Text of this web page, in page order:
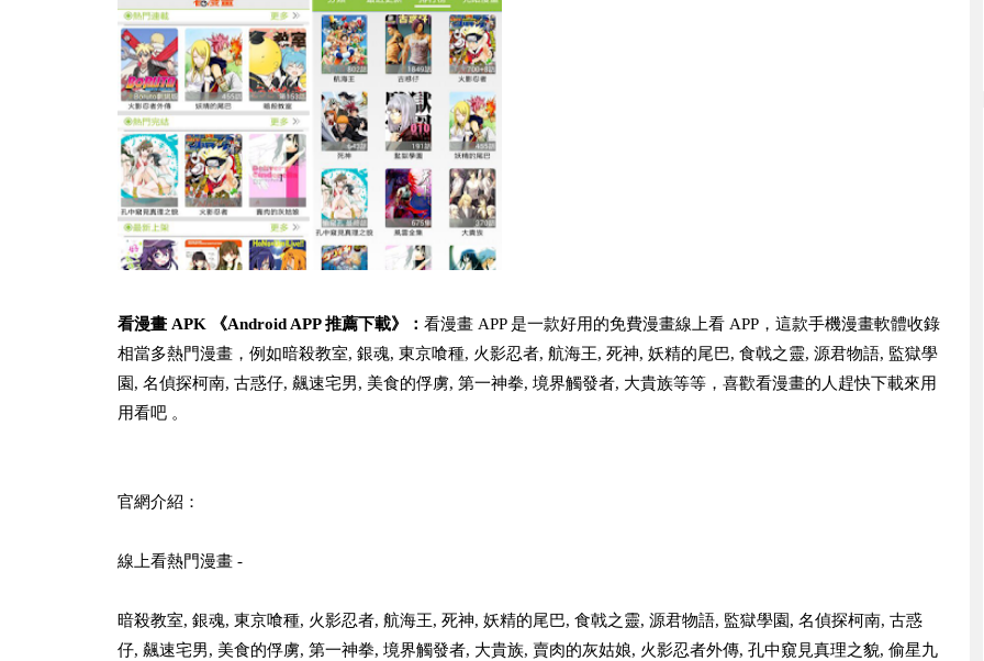
看漫畫 APK 《Android APP 推薦下載》： 看漫畫 APP 是一款好用的免費漫畫線上看 APP，這款手機漫畫軟體收錄
相當多熱門漫畫，例如暗殺教室, 銀魂, 東京喰種, 火影忍者, 航海王, 死神, 妖精的尾巴, 食戟之靈, 源君物語, 監獄學
園, 名偵探柯南, 古惑仔, 飆速宅男, 美食的俘虜, 第一神拳, 境界觸發者, 大貴族等等，喜歡看漫畫的人趕快下載來用
用看吧 。
官網介紹：
線上看熱門漫畫 -
暗殺教室, 銀魂, 東京喰種, 火影忍者, 航海王, 死神, 妖精的尾巴, 食戟之靈, 源君物語, 監獄學園, 名偵探柯南, 古惑
仔, 飆速宅男, 美食的俘虜, 第一神拳, 境界觸發者, 大貴族, 賣肉的灰姑娘, 火影忍者外傳, 孔中窺見真理之貌, 偷星九